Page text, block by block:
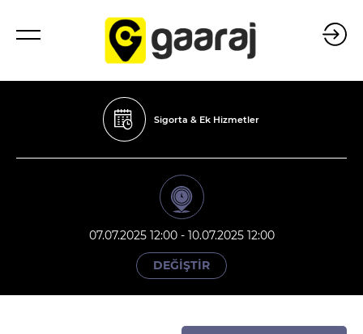
Sigorta & Ek Hizmetler
07.07.2025 12:00 - 10.07.2025 12:00
DEĞİŞTİR